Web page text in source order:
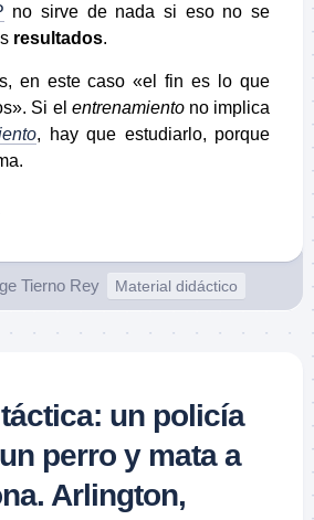
no sirve de nada si eso no se
resultados.
en este caso «el fin es lo que
Si el entrenamientono implica
, hay que estudiarlo, porque
Tierno Rey Material didáctico
un policía
perro y mata a
Arlington,